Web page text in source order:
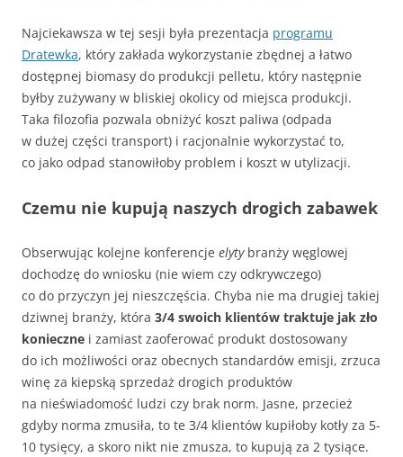
Najciekawsza w tej sesji była prezentacja programu
Dratewka, który zakłada wykorzystanie zbędnej a łatwo
dostępnej biomasy do produkcji pelletu, który następnie
byłby zużywany w bliskiej okolicy od miejsca produkcji.
Taka filozofia pozwala obniżyć koszt paliwa (odpada
w dużej części transport) i racjonalnie wykorzystać to,
co jako odpad stanowiłoby problem i koszt w utylizacji.
Czemu nie kupują naszych drogich zabawek
Obserwując kolejne konferencje elytybranży węglowej
dochodzę do wniosku (nie wiem czy odkrywczego)
co do przyczyn jej nieszczęścia. Chyba nie ma drugiej takiej
dziwnej branży, która 3/4 swoich klientów traktuje jak zło
konieczne i zamiast zaoferować produkt dostosowany
do ich możliwości oraz obecnych standardów emisji, zrzuca
winę za kiepską sprzedaż drogich produktów
na nieświadomość ludzi czy brak norm. Jasne, przecież
gdyby norma zmusiła, to te 3/4 klientów kupiłoby kotły za 5-
10 tysięcy, a skoro nikt nie zmusza, to kupują za 2 tysiące.